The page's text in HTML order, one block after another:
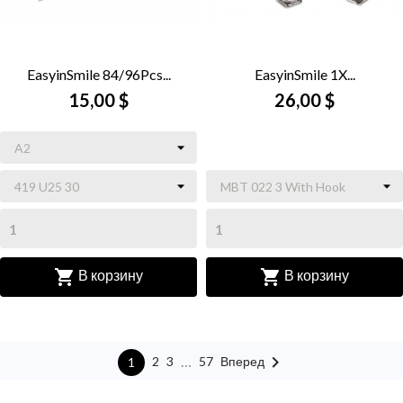
EasyinSmile 84/96Pcs...
15,00 $
 В корзину
EasyinSmile 1X...
26,00 $
 В корзину
1 2 3 … 57 Вперед